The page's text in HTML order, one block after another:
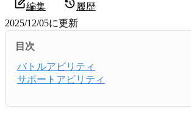
編集
履歴
2025/12/05に更新
目次
バトルアビリティ
サポートアビリティ